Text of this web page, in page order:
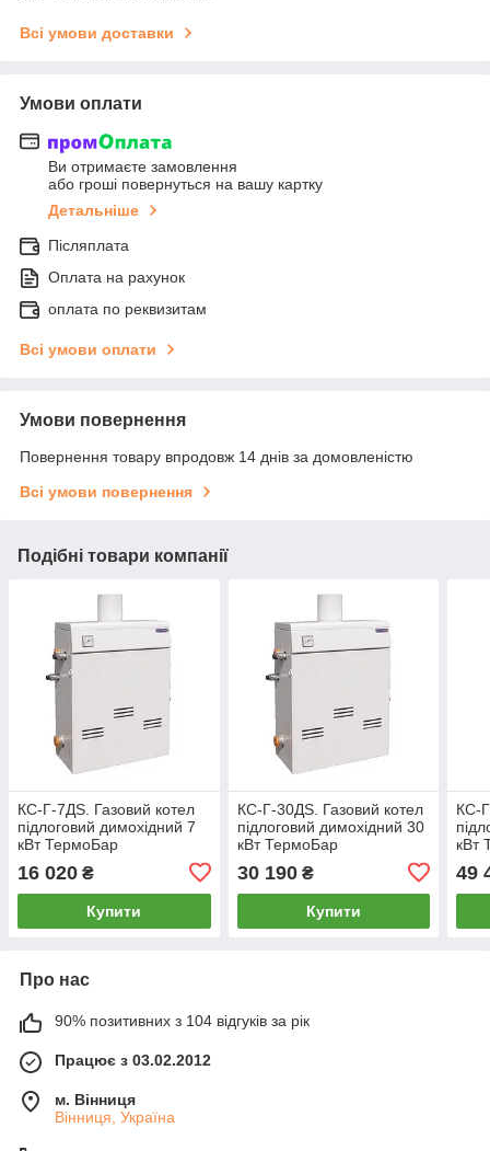
Всі умови доставки
Умови оплати
Ви отримаєте замовлення
або гроші повернуться на вашу картку
Детальніше
Післяплата
Оплата на рахунок
оплата по реквизитам
Всі умови оплати
Умови повернення
Повернення товару впродовж 14 днів за домовленістю
Всі умови повернення
Подібні товари компанії
КС-Г-7ДS. Газовий котел
підлоговий димохідний 7
кВт ТермоБар
16 020 ₴
Купити
КС-Г-30ДS. Газовий котел
підлоговий димохідний 30
кВт ТермоБар
30 190₴
Купити
КС-
кВт
49
Про нас
90% позитивних з 104 відгуків за рік
Працює з 03.02.2012
м. Вінниця
Вінниця, Україна